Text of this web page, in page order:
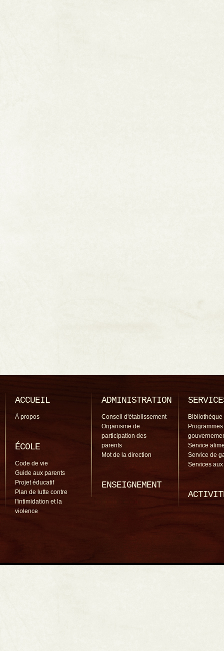
ACCUEIL
À propos
ÉCOLE
Code de vie
Guide aux parents
Projet éducatif
Plan de lutte contre
l'intimidation et la
violence
ADMINISTRATION
Conseil d'établissement
Organisme de
participation des
parents
Mot de la direction
ENSEIGNEMENT
Bibliothèque
Programmes
Service
Service de
Services